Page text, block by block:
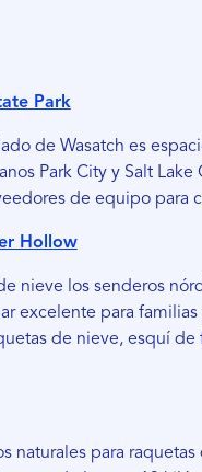
Park
de Wasatch es
Park City y Salt Lake
de equipo para
Hollow
nieve los senderos
excelente para
de nieve, esquí de
naturales para raquetas